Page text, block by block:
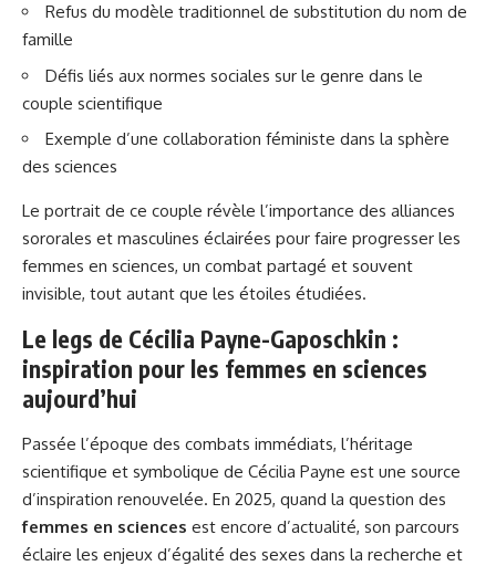
Refus du modèle traditionnel de substitution du nom de
famille
Défis liés aux normes sociales sur le genre dans le
couple scientifique
Exemple d’une collaboration féministe dans la sphère
des sciences
Le portrait de ce couple révèle l’importance des alliances
sororales et masculines éclairées pour faire progresser les
femmes en sciences, un combat partagé et souvent
invisible, tout autant que les étoiles étudiées.
Le legs de Cécilia Payne-Gaposchkin :
inspiration pour les femmes en sciences
aujourd’hui
Passée l’époque des combats immédiats, l’héritage
scientifique et symbolique de Cécilia Payne est une source
d’inspiration renouvelée. En 2025, quand la question des
femmes en sciences est encore d’actualité, son parcours
éclaire les enjeux d’égalité des sexes dans la recherche et